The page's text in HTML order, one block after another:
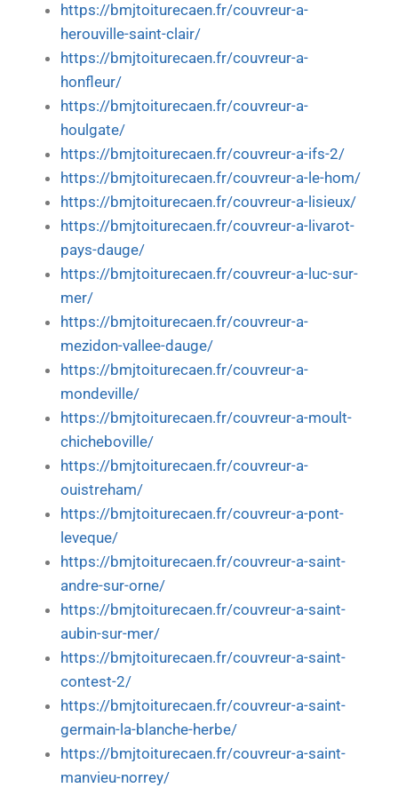
https://bmjtoiturecaen.fr/couvreur-a-
herouville-saint-clair/
https://bmjtoiturecaen.fr/couvreur-a-
honfleur/
https://bmjtoiturecaen.fr/couvreur-a-
houlgate/
https://bmjtoiturecaen.fr/couvreur-a-ifs-2/
https://bmjtoiturecaen.fr/couvreur-a-le-hom/
https://bmjtoiturecaen.fr/couvreur-a-lisieux/
https://bmjtoiturecaen.fr/couvreur-a-livarot-
pays-dauge/
https://bmjtoiturecaen.fr/couvreur-a-luc-sur-
mer/
https://bmjtoiturecaen.fr/couvreur-a-
mezidon-vallee-dauge/
https://bmjtoiturecaen.fr/couvreur-a-
mondeville/
https://bmjtoiturecaen.fr/couvreur-a-moult-
chicheboville/
https://bmjtoiturecaen.fr/couvreur-a-
ouistreham/
https://bmjtoiturecaen.fr/couvreur-a-pont-
leveque/
https://bmjtoiturecaen.fr/couvreur-a-saint-
andre-sur-orne/
https://bmjtoiturecaen.fr/couvreur-a-saint-
aubin-sur-mer/
https://bmjtoiturecaen.fr/couvreur-a-saint-
contest-2/
https://bmjtoiturecaen.fr/couvreur-a-saint-
germain-la-blanche-herbe/
https://bmjtoiturecaen.fr/couvreur-a-saint-
manvieu-norrey/